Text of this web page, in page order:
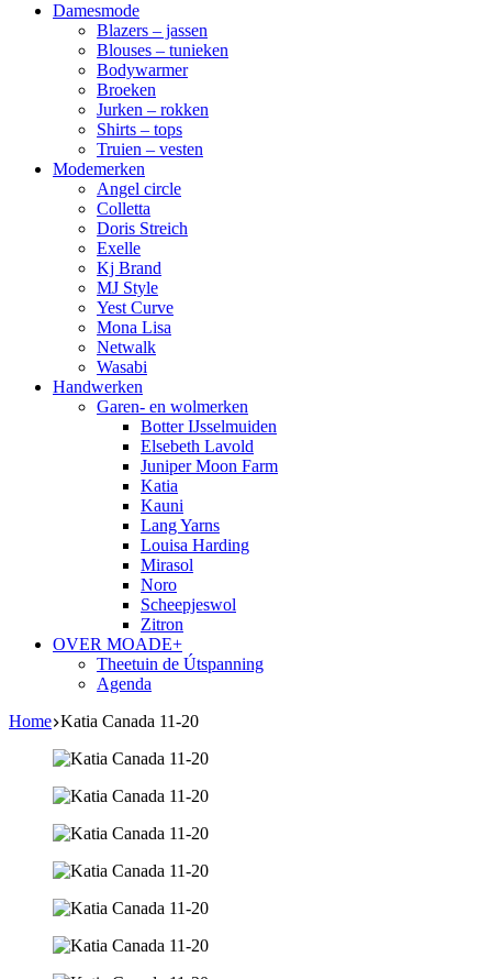
Damesmode
Blazers – jassen
Blouses – tunieken
Bodywarmer
Broeken
Jurken – rokken
Shirts – tops
Truien – vesten
Modemerken
Angel circle
Colletta
Doris Streich
Exelle
Kj Brand
MJ Style
Yest Curve
Mona Lisa
Netwalk
Wasabi
Handwerken
Garen- en wolmerken
Botter IJsselmuiden
Elsebeth Lavold
Juniper Moon Farm
Katia
Kauni
Lang Yarns
Louisa Harding
Mirasol
Noro
Scheepjeswol
Zitron
OVER MOADE+
Theetuin de Útspanning
Agenda
Home Katia Canada 11-20